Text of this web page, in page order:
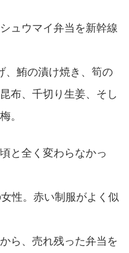
ュウマイ弁当を新幹線
、鮪の漬け焼き、筍の
布、千切り生姜、そし
。
と全く変わらなかっ
性。赤い制服がよく似
ら、売れ残った弁当を